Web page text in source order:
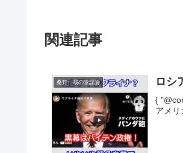
関連記事
桑野一哉の陰謀論 ロシ
{
アメリ